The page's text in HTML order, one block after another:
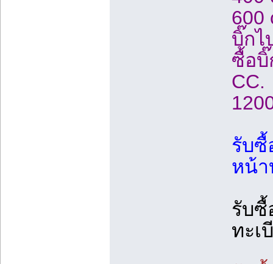
600
บิ๊กไ
ซื้อบิ๊
รับซื้
หน้
รับซื้
ทะเ